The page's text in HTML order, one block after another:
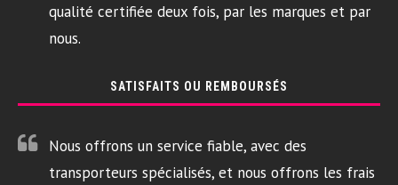
qualité certifiée deux fois, par les marques et par
nous.
SATISFAITS OU REMBOURSÉS
Nous offrons un service fiable, avec des
transporteurs spécialisés, et nous offrons les frais